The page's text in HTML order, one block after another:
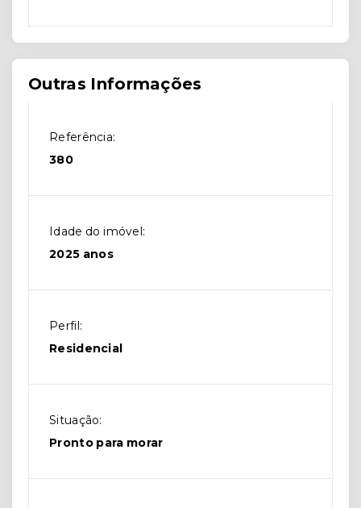
Outras Informações
Referência:
380
Idade do imóvel:
2025 anos
Perfil:
Residencial
Situação:
Pronto para morar